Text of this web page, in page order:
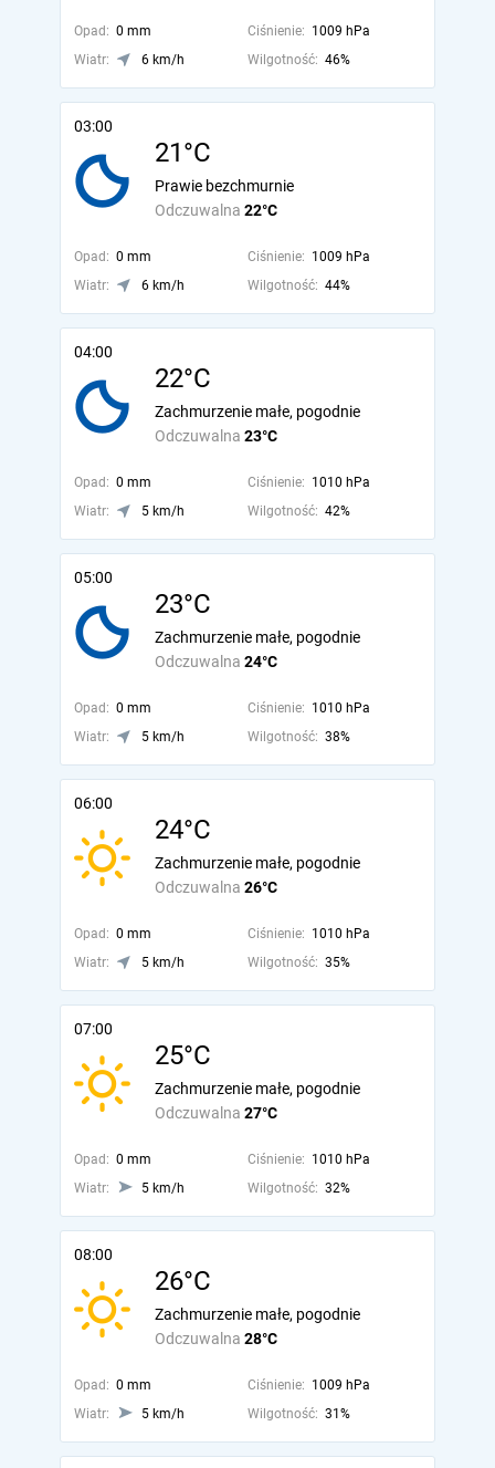
Opad: 0 mm Ciśnienie: 1009 hPa
Wiatr:
6 km/h Wilgotność: 46%
03:00
21°C
Odczuwalna 22°C
Prawie bezchmurnie
Opad: 0 mm Ciśnienie: 1009 hPa
Wiatr:
6 km/h Wilgotność: 44%
04:00
22°C
Odczuwalna 23°C
Zachmurzenie małe, pogodnie
Opad: 0 mm Ciśnienie: 1010 hPa
Wiatr:
5 km/h Wilgotność: 42%
05:00
23°C
Odczuwalna 24°C
Zachmurzenie małe, pogodnie
Opad: 0 mm Ciśnienie: 1010 hPa
Wiatr:
5 km/h Wilgotność: 38%
06:00
24°C
Odczuwalna 26°C
Zachmurzenie małe, pogodnie
Opad: 0 mm Ciśnienie: 1010 hPa
Wiatr:
5 km/h Wilgotność: 35%
07:00
25°C
Odczuwalna 27°C
Zachmurzenie małe, pogodnie
Opad: 0 mm Ciśnienie: 1010 hPa
Wiatr:
5 km/h Wilgotność: 32%
08:00
26°C
Odczuwalna 28°C
Zachmurzenie małe, pogodnie
Opad: 0 mm Ciśnienie: 1009 hPa
Wiatr:
5 km/h Wilgotność: 31%